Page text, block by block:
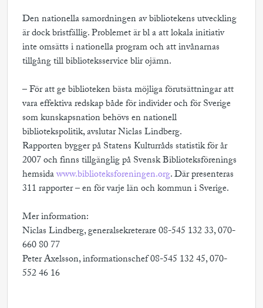
Den nationella samordningen av bibliotekens utveckling
är dock bristfällig. Problemet är bl a att lokala initiativ
inte omsätts i nationella program och att invånarnas
tillgång till biblioteksservice blir ojämn.
– För att ge biblioteken bästa möjliga förutsättningar att
vara effektiva redskap både för individer och för Sverige
som kunskapsnation behövs en nationell
bibliotekspolitik, avslutar Niclas Lindberg.
Rapporten bygger på Statens Kulturråds statistik för år
2007 och finns tillgänglig på Svensk Biblioteksförenings
hemsidawww.biblioteksforeningen.org. Där presenteras
311 rapporter – en för varje län och kommun i Sverige.
Mer information:
Niclas Lindberg, generalsekreterare 08-545 132 33, 070-
660 80 77
Peter Axelsson, informationschef 08-545 132 45, 070-
552 46 16